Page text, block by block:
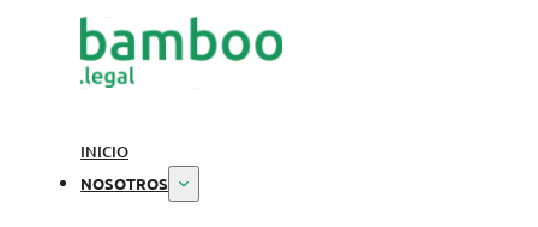
INICIO
NOSOTROS